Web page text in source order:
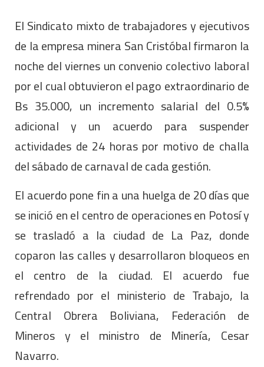
El Sindicato mixto de trabajadores y ejecutivos
de la empresa minera San Cristóbal firmaron la
noche del viernes un convenio colectivo laboral
por el cual obtuvieron el pago extraordinario de
Bs 35.000, un incremento salarial del 0.5%
adicional y un acuerdo para suspender
actividades de 24 horas por motivo de challa
del sábado de carnaval de cada gestión.
El acuerdo pone fin a una huelga de 20 días que
se inició en el centro de operaciones en Potosí y
se trasladó a la ciudad de La Paz, donde
coparon las calles y desarrollaron bloqueos en
el centro de la ciudad. El acuerdo fue
refrendado por el ministerio de Trabajo, la
Central Obrera Boliviana, Federación de
Mineros y el ministro de Minería, Cesar
Navarro.